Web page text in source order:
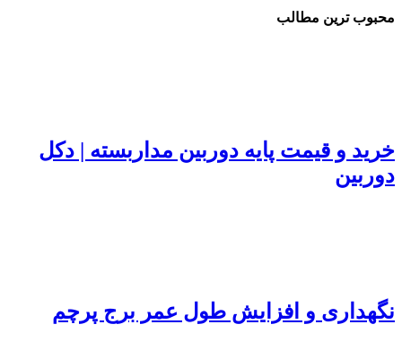
ترین مطالب
و قیمت پایه دوربین مداربسته | دکل
و افزایش طول عمر برج پرچم